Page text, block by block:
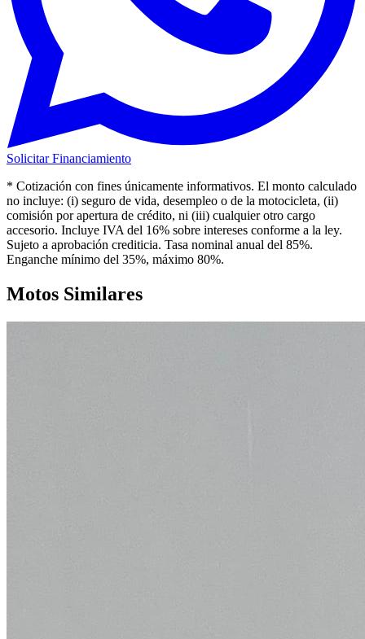
Solicitar Financiamiento
* Cotización con fines únicamente informativos. El monto calculado
no incluye: (i) seguro de vida, desempleo o de la motocicleta, (ii)
comisión por apertura de crédito, ni (iii) cualquier otro cargo
accesorio. Incluye IVA del 16% sobre intereses conforme a la ley.
Sujeto a aprobación crediticia. Tasa nominal anual del 85%.
Enganche mínimo del 35%, máximo 80%.
Motos Similares